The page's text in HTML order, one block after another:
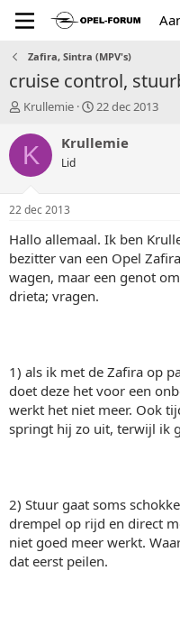
Zafira, Sintra (MPV's)
cruise control,
T
p
a
r
e
r
Krullemie
S
a
u
22 dec 2013
K Krullemie
Lid
22 dec 2013
Hallo allemaal. Ik ben
bezitter van een Opel
wagen, maar een genot
drieta; vragen.
1) als ik met de Zafira op
doet deze het voor een
werkt het niet meer. Ook
springt hij zo uit, terwijl ik
2) Stuur gaat soms
drempel op rijd en direct
niet goed meer werkt.
dat eerst peilen.